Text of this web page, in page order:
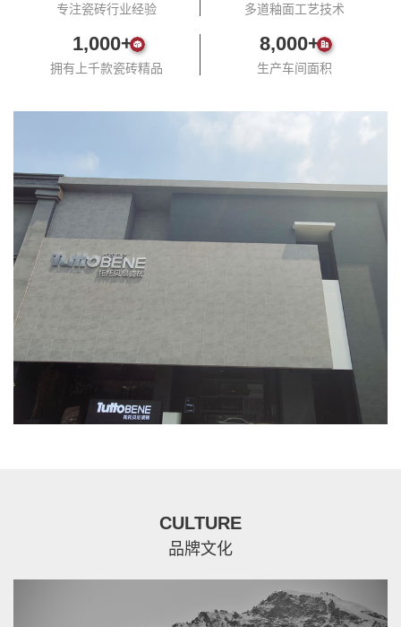
专注瓷砖行业经验 多道釉面工艺技术
1,000+
拥有上千款瓷砖精品
8,000+
生产车间面积
CULTURE
品牌文化